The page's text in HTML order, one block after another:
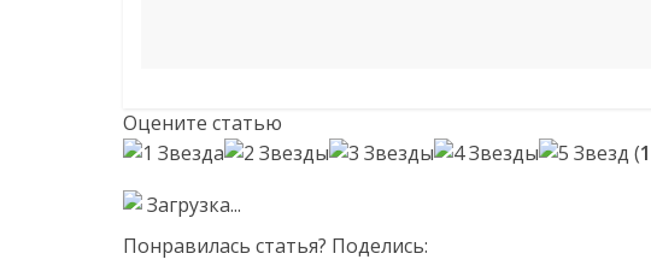
Оцените статью
(1
Загрузка...
Понравилась статья? Поделись: